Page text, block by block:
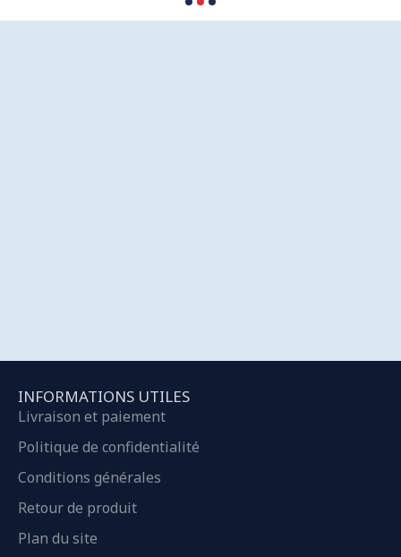
INFORMATIONS UTILES
Livraison et paiement
Politique de confidentialité
Conditions générales
Retour de produit
Plan du site